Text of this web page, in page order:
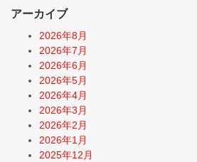
アーカイブ
2026年8月
2026年7月
2026年6月
2026年5月
2026年4月
2026年3月
2026年2月
2026年1月
2025年12月